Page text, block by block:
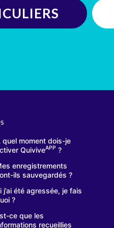
quel moment dois-je
QuiviveAPP?
enregistrements
ils sauvegardés ?
j’ai été agressée, je fais
?
ce que les
recueillies